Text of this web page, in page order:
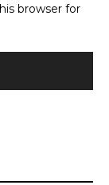
browser for